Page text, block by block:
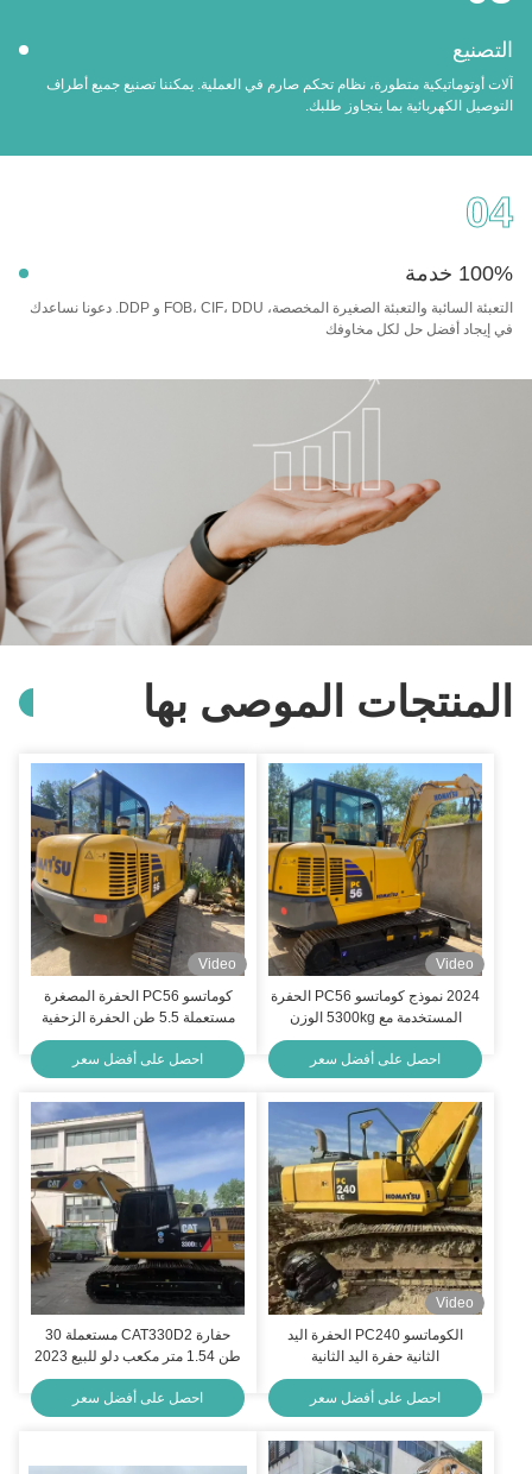
أوتوماتيكية متطورة، نظام تحكم صارم في العملية. يمكننا تصنيع جميع أطراف
الكهربائية بما يتجاوز طلبك.
خدمة
التعبئة السائبة والتعبئة الصغيرة المخصصة، FOB، CIF، DDU و DDP. دعونا نساعدك
أفضل حل لكل مخاوفك
الموصى بها
Video
2024 نموذج كوماتسو PC56 الحفرة
المستخدمة مع 5300kg الوزن
العامل و 0.055 - 0.22m3 سعة دلو
احصل على أفضل سعر
Video
كوماتسو PC56 الحفرة المصغرة
مستعملة 5.5 طن الحفرة الزحفية
مع 5300kg الوزن العامل و 0.055 -
احصل على أفضل سعر
Video
الكوماتسو PC240 الحفرة اليد
الثانية حفرة اليد الثانية
احصل على أفضل سعر
حفارة CAT330D2 مستعملة 30
احصل على أفضل سعر